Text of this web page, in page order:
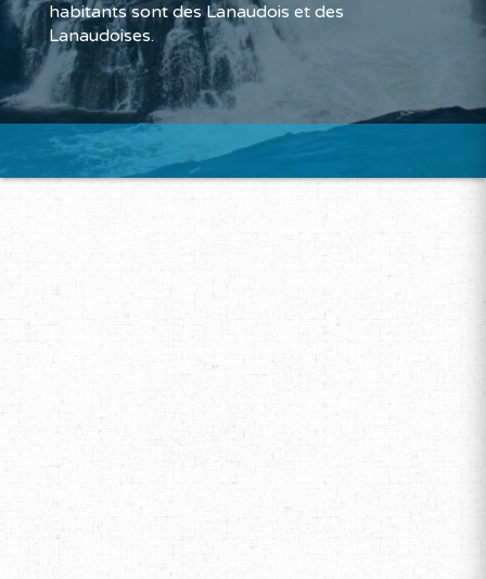
habitants sont des Lanaudois et des
Lanaudoises.